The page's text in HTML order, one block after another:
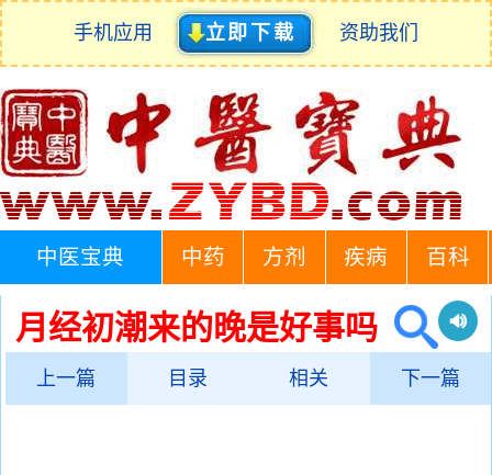
手机应用 立即下载 资助我们
中医宝典 中药 方剂 疾病 百科
月经初潮来的晚是好事吗
上一篇 目录 相关 下一篇